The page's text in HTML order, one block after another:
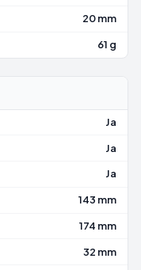
20 mm
61 g
Ja
Ja
Ja
143 mm
174 mm
32 mm